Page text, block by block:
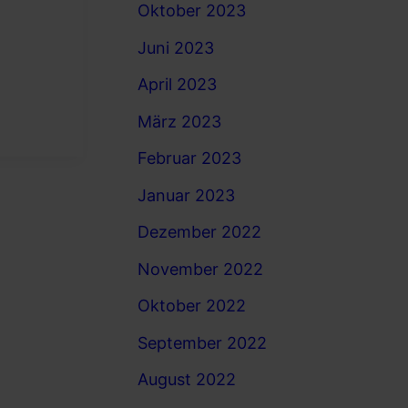
Oktober 2023
Juni 2023
April 2023
März 2023
Februar 2023
Januar 2023
Dezember 2022
November 2022
Oktober 2022
September 2022
August 2022